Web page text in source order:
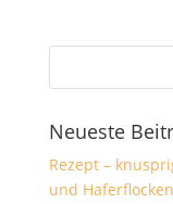
Neueste
Rezept –
und Haferflocken